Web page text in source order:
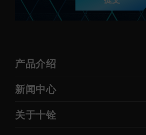
产品介绍
新闻中心
关于十铨